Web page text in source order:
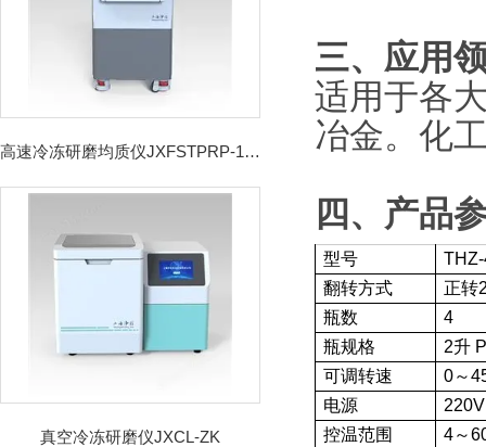
高速冷冻研磨均质仪JXFSTPRP-192CL
真空冷冻研磨仪JXCL-ZK
三、应用
适用于各
冶金。化
四、产品
型号
翻转方式
正转
瓶数
4
瓶规格
2升
可调转速
0～
电源
控温范围
4～